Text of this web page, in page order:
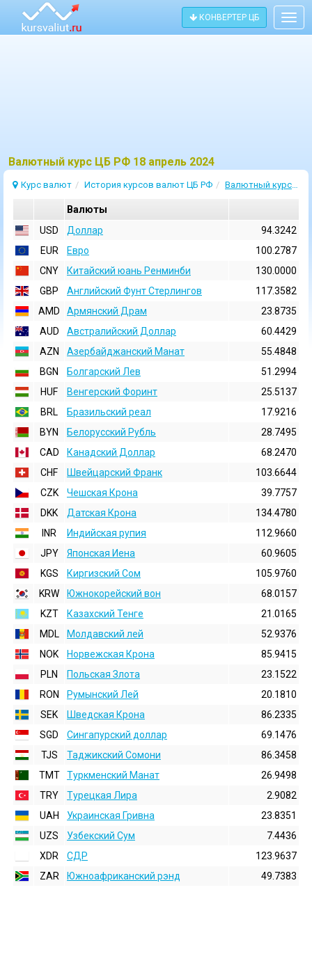
КОНВЕРТЕР ЦБ
Bалютный курс ЦБ РФ 18 апрель 2024
Курс валют История курсов валют ЦБ РФ Валютный курс 18 Апрель 2024
Валюты
USD
Доллар
94.3242
EUR
Евро
100.2787
CNY
Китайский юань Ренминби
130.0000
GBP
Английский Фунт Стерлингов
117.3582
AMD
Армянский Драм
23.8735
AUD
Австралийский Доллар
60.4429
AZN
Азербайджанский Манат
55.4848
BGN
Болгарский Лев
51.2994
HUF
Венгерский Форинт
25.5137
BRL
Бразильский реал
17.9216
BYN
Белорусский Рубль
28.7495
CAD
Канадский Доллар
68.2470
CHF
Швейцарский Франк
103.6644
CZK
Чешская Крона
39.7757
DKK
Датская Крона
134.4780
INR
Индийская pупия
112.9660
JPY
Японская Иена
60.9605
KGS
Киргизский Сом
105.9760
KRW
Южнокорейский вон
68.0157
KZT
Казахский Тенге
21.0165
MDL
Молдавский лей
52.9376
NOK
Норвежская Крона
85.9415
PLN
Польская Злота
23.1522
RON
Румынский Лей
20.1810
SEK
Шведская Крона
86.2335
SGD
Сингапурский доллар
69.1476
TJS
Таджикский Сомони
86.3458
TMT
Туркменский Манат
26.9498
TRY
Турецкая Лира
2.9082
UAH
Украинская Гривна
23.8351
UZS
Узбекский Сум
7.4436
XDR
СДР
123.9637
ZAR
Южноафриканский рэнд 49.7383